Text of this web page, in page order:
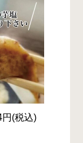
(税込)